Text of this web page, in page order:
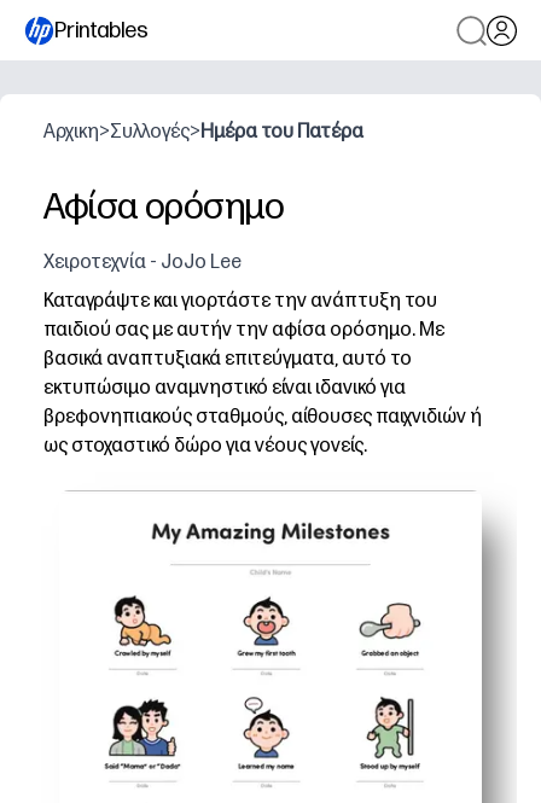
Printables
Αρχικη>Συλλογές>Ημέρα του Πατέρα
Αφίσα ορόσημο
Χειροτεχνία - JoJo Lee
Καταγράψτε και γιορτάστε την ανάπτυξη του
παιδιού σας με αυτήν την αφίσα ορόσημο. Με
βασικά αναπτυξιακά επιτεύγματα, αυτό το
εκτυπώσιμο αναμνηστικό είναι ιδανικό για
βρεφονηπιακούς σταθμούς, αίθουσες παιχνιδιών ή
ως στοχαστικό δώρο για νέους γονείς.